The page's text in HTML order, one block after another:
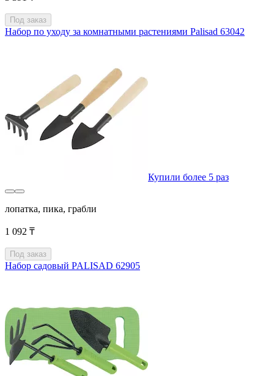
Под заказ
Набор по уходу за комнатными растениями Palisad 63042
Купили более 5 раз
лопатка, пика, грабли
1 092 ₸
Под заказ
Набор садовый PALISAD 62905